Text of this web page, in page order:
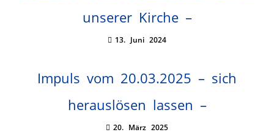
unserer Kirche –
13. Juni 2024
Impuls vom 20.03.2025 – sich
herauslösen lassen –
20. März 2025